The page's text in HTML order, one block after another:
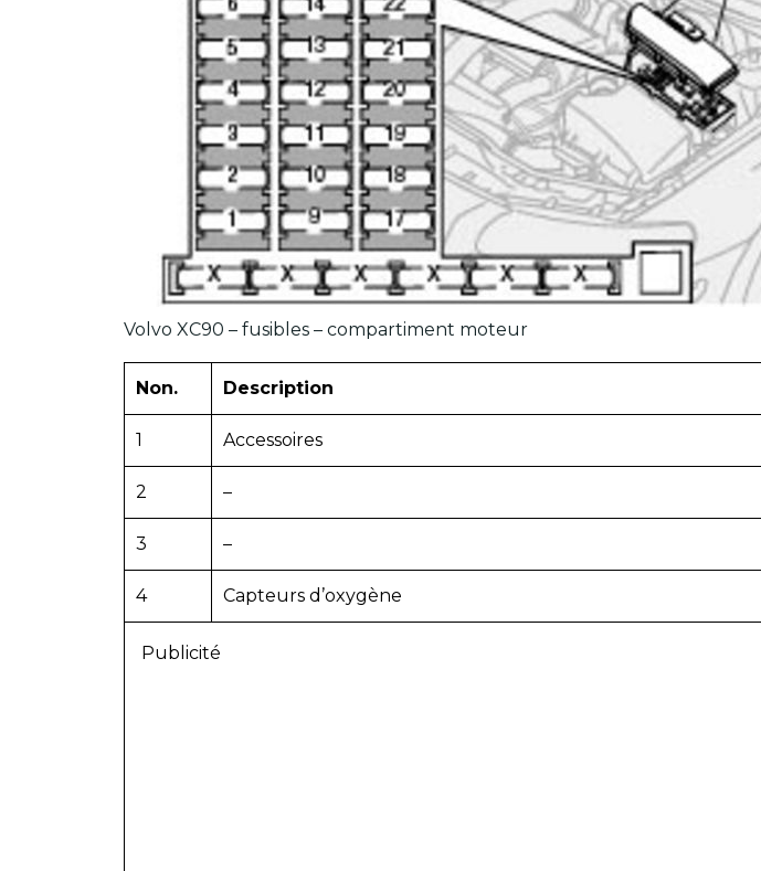
Volvo XC90 – fusibles – compartiment moteur
Non. Description
1 Accessoires
2 –
3 –
4 Capteurs d’oxygène
Publicité